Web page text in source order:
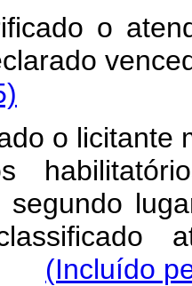
o
o licitante
segundo
(Incluído